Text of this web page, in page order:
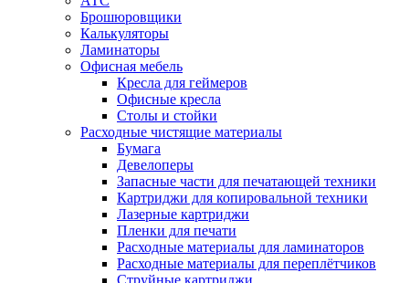
Брошюровщики
Калькуляторы
Ламинаторы
Офисная мебель
Кресла для геймеров
Офисные кресла
Столы и стойки
Расходные чистящие материалы
Бумага
Девелоперы
Запасные части для печатающей техники
Картриджи для копировальной техники
Лазерные картриджи
Пленки для печати
Расходные материалы для ламинаторов
Расходные материалы для переплётчиков
Струйные картриджи